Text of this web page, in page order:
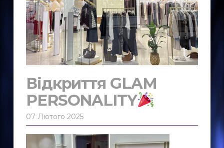
Відкриття GLAM
PERSONALITY
07 Лютого 2025